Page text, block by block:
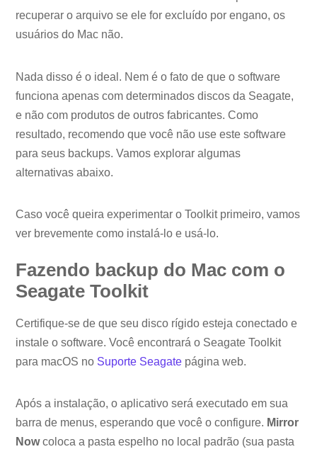
recuperar o arquivo se ele for excluído por engano, os
usuários do Mac não.
Nada disso é o ideal. Nem é o fato de que o software
funciona apenas com determinados discos da Seagate,
e não com produtos de outros fabricantes. Como
resultado, recomendo que você não use este software
para seus backups. Vamos explorar algumas
alternativas abaixo.
Caso você queira experimentar o Toolkit primeiro, vamos
ver brevemente como instalá-lo e usá-lo.
Fazendo backup do Mac com o
Seagate Toolkit
Certifique-se de que seu disco rígido esteja conectado e
instale o software. Você encontrará o Seagate Toolkit
para macOS no Suporte Seagate página web.
Após a instalação, o aplicativo será executado em sua
barra de menus, esperando que você o configure. Mirror
Nowcoloca a pasta espelho no local padrão (sua pasta